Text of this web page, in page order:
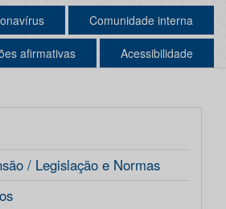
Comunidade interna
afirmativas Acessibilidade
/ Legislação e Normas